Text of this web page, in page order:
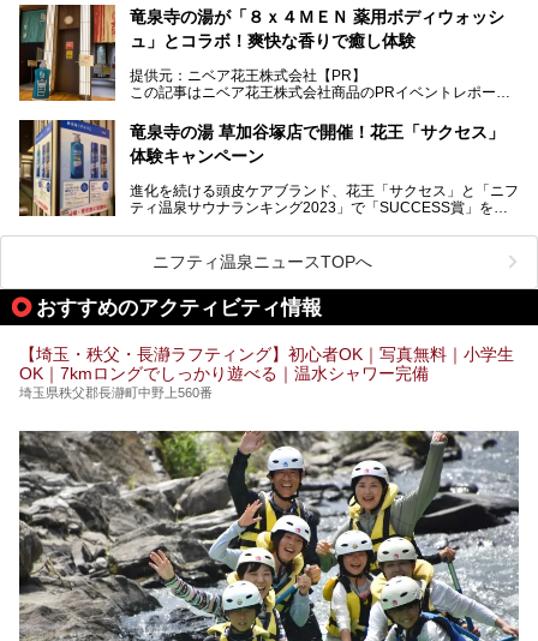
ど、ユニークなポイントがいっぱい！
オープン前取材に行ってきましたので、早速どこより詳しく
紹介しちゃいます！
読者モデルやインスタグラマーとして活躍している、美容＆
スパ大好きの畑瀬愛さんと取材してきました。
提供元：ニベア花王株式会社【PR】
この記事はニベア花王株式会社商品のPRイベントレポート
竜泉寺の湯が「８ｘ４ＭＥＮ 薬用ボディウォッシ
ュ」とコラボ！爽快な香りで癒し体験
提供元：ニベア花王株式会社【PR】
この記事はニベア花王株式会社商品のPRイベントレポート
ーーー
注目のボディウォッシュアイテム「８ｘ４ＭＥＮ 薬用ボデ
全国総合2位にランクインした人気温浴施設「竜泉寺の湯 草
加谷塚店」がコラボイベントを期間限定で開催中ということ
気になるその内容をチェックしてきました！
竜泉寺の湯 草加谷塚店で開催！花王「サクセス」
体験キャンペーン
進化を続ける頭皮ケアブランド、花王「サクセス」と「ニフ
ティ温泉サウナランキング2023」で「SUCCESS賞」を獲
ベントを開催。
早速訪問し、気になるその内容を取材してきました！
───
提供元：花王株式会社【PR】
す。
ニフティ温泉ニュースTOPへ
おすすめのアクティビティ情報
【埼玉・秩父・長瀞ラフティング】初心者OK｜写真無料｜小学生
OK｜7kmロングでしっかり遊べる｜温水シャワー完備
埼玉県秩父郡長瀞町中野上560番